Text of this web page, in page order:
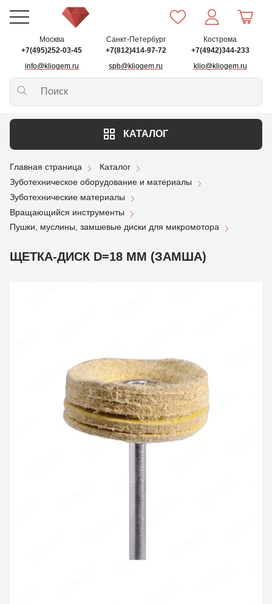
Москва
+7(495)252-03-45
info@kliogem.ru
Санкт-Петербург
+7(812)414-97-72
spb@kliogem.ru
Кострома
+7(4942)344-233
klio@kliogem.ru
КАТАЛОГ
Главная страница
Каталог
Зуботехническое оборудование и материалы
Зуботехнические материалы
Вращающийся инструменты
Пушки, муслины, замшевые диски для микромотора
ЩЕТКА-ДИСК D=18 ММ (ЗАМША)